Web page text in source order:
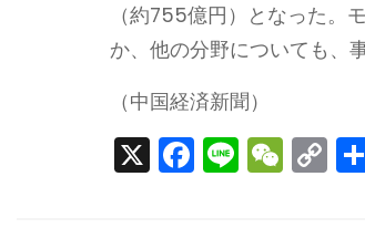
（約755億円）となった。
か、他の分野についても、
（中国経済新聞）
X F
a
Li
n
W
e
C
o